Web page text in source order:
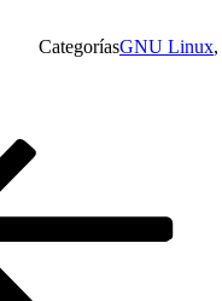
CategoríasGNU Linux,